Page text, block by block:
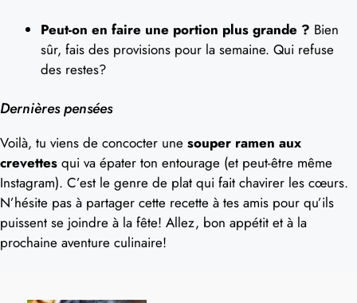
Peut-on en faire une portion plus grande ? Bien
sûr, fais des provisions pour la semaine. Qui refuse
des restes?
Dernières pensées
Voilà, tu viens de concocter une souper ramen aux
crevettes qui va épater ton entourage (et peut-être même
Instagram). C’est le genre de plat qui fait chavirer les cœurs.
N’hésite pas à partager cette recette à tes amis pour qu’ils
puissent se joindre à la fête! Allez, bon appétit et à la
prochaine aventure culinaire!